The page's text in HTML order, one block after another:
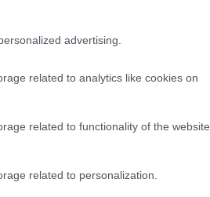
advertising.
related to analytics like cookies on
related to functionality of the website
related to personalization.
la Sindrome
abbastanza
bontà sua, che
2 emerga nella
calma e gesso.